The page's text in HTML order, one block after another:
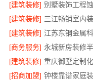
[建筑装修]
[建筑装修] 三江畅销室内
[建筑装修]
[商务服务] 永城新房装修
[建筑装修] 重庆御墅定制
[招商加盟] 钟楼靠谱家庭